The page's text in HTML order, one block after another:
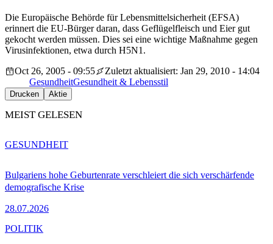
Die Europäische Behörde für Lebensmittelsicherheit (EFSA)
erinnert die EU-Bürger daran, dass Geflügelfleisch und Eier gut
gekocht werden müssen. Dies sei eine wichtige Maßnahme gegen
Virusinfektionen, etwa durch H5N1.
Oct 26, 2005 - 09:55
Zuletzt aktualisiert: Jan 29, 2010 - 14:04
GesundheitGesundheit & Lebensstil
Drucken Aktie
MEIST GELESEN
Bulgariens hohe Geburtenrate verschleiert die sich verschärfende
demografische Krise
28.07.2026
GESUNDHEIT
POLITIK